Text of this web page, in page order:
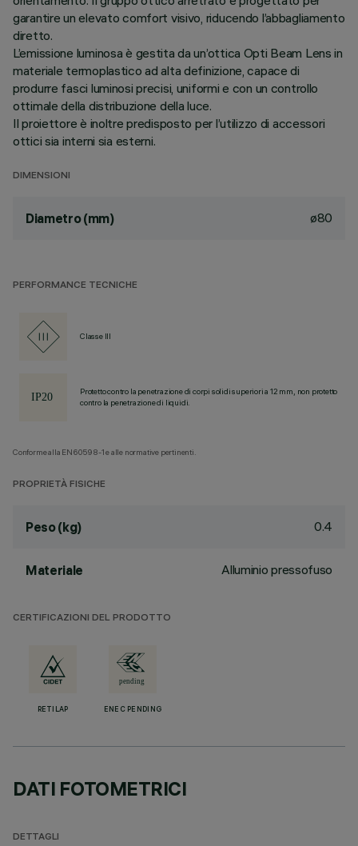
garantire un elevato comfort visivo, riducendo l’abbagliamento
diretto.
L’emissione luminosa è gestita da un’ottica Opti Beam Lens in
materiale termoplastico ad alta definizione, capace di
produrre fasci luminosi precisi, uniformi e con un controllo
ottimale della distribuzione della luce.
Il proiettore è inoltre predisposto per l’utilizzo di accessori
ottici sia interni sia esterni.
DIMENSIONI
Diametro (mm) ø80
PERFORMANCE TECNICHE
Classe III
Protetto contro la penetrazione di corpi solidi superiori a 12 mm, non protetto
contro la penetrazione di liquidi.
Conforme alla EN60598-1 e alle normative pertinenti.
PROPRIETÀ FISICHE
Peso (kg) 0.4
Materiale Alluminio pressofuso
CERTIFICAZIONI DEL PRODOTTO
RETILAP ENEC PENDING
DATI FOTOMETRICI
DETTAGLI